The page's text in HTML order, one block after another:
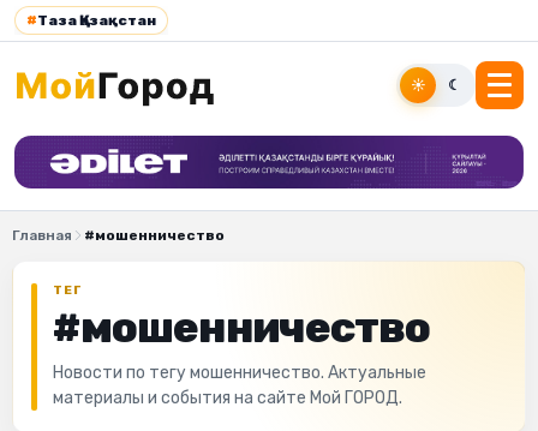
#Таза Қазақстан
☀ ☾
Главная #мошенничество
ТЕГ
#мошенничество
Новости по тегу мошенничество. Актуальные
материалы и события на сайте Мой ГОРОД.